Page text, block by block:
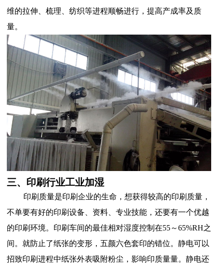
维的拉伸、梳理、纺织等进程顺畅进行，提高产成率及质
量。
三、印刷行业工业加湿
印刷质量是印刷企业的生命，想获得较高的印刷质量，
不单要有好的印刷设备、资料、专业技能，还要有一个优越
的印刷环境。印刷车间的最佳相对湿度控制在55～65%RH之
间。就防止了纸张的变形，五颜六色套印的错位。静电可以
招致印刷进程中纸张外表吸附粉尘，影响印质量量。静电还